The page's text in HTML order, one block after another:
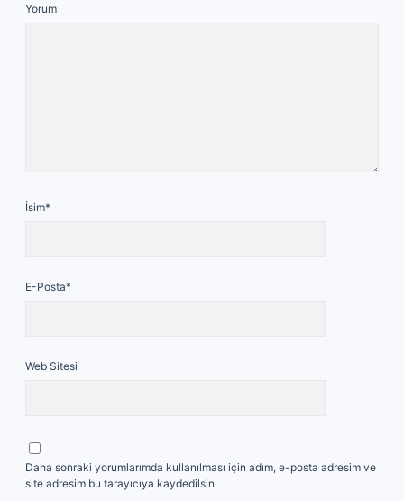
Yorum
İsim*
E-Posta*
Web Sitesi
Daha sonraki yorumlarımda kullanılması için adım, e-posta adresim ve
site adresim bu tarayıcıya kaydedilsin.